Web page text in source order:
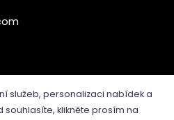
služeb, personalizaci nabídek a
souhlasíte, klikněte prosím na